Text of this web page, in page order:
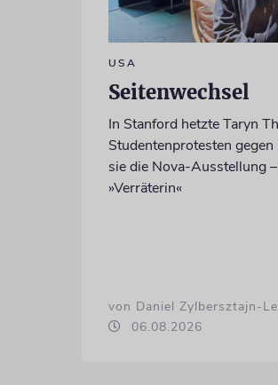
USA
Seitenwechsel
In Stanford hetzte Taryn
Studentenprotesten gegen
sie die Nova-Ausstellung
»Verräterin«
von Daniel Zylbersztajn-
06.08.2026